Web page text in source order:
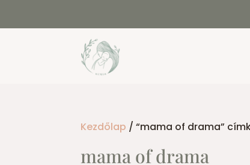
Kezdőlap / “mama of drama”
mama of drama